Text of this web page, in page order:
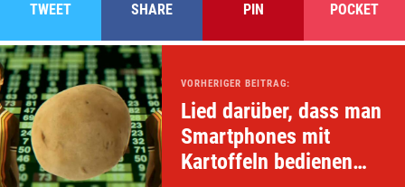
TWEET SHARE PIN POCKET
VORHERIGER BEITRAG:
Lied darüber, dass man
Smartphones mit
Kartoffeln bedienen